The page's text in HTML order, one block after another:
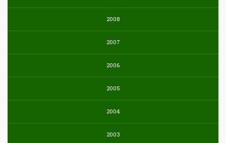
2008
2007
2006
2005
2004
2003